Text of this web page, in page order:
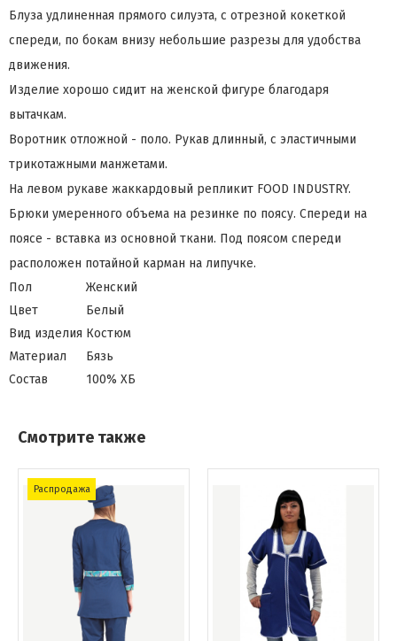
Блуза удлиненная прямого силуэта, с отрезной кокеткой
спереди, по бокам внизу небольшие разрезы для удобства
движения.
Изделие хорошо сидит на женской фигуре благодаря
вытачкам.
Воротник отложной - поло. Рукав длинный, с эластичными
трикотажными манжетами.
На левом рукаве жаккардовый репликит FOOD INDUSTRY.
Брюки умеренного объема на резинке по поясу. Спереди на
поясе - вставка из основной ткани. Под поясом спереди
расположен потайной карман на липучке.
Пол
Женский
Цвет
Белый
Вид изделия Костюм
Материал
Бязь
Состав
100% ХБ
Смотрите также
Распродажа